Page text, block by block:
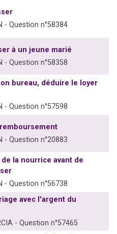
faire un don pour 5 enfants déjà orphelins risquent de perdre leur maman
faire un don pour Reloger Rivka, 6 enfants, victime de violences...
10 personnes viennent de demander une bénédiction
pour étudier en groupe sur Zoom
- Question n°58384
à un jeune marié
- Question n°58358
bureau, déduire le loyer
- Question n°57598
- Question n°20883
la nourrice avant de
- Question n°56738
avec l'argent du
- Question n°57465